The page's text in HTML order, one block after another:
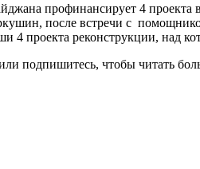
профинансирует 4
после встречи с
4 проекта реконструкции, над
подпишитесь, чтобы читать